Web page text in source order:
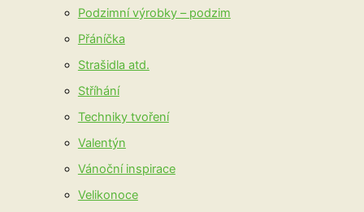
Podzimní výrobky – podzim
Přáníčka
Strašidla atd.
Stříhání
Techniky tvoření
Valentýn
Vánoční inspirace
Velikonoce